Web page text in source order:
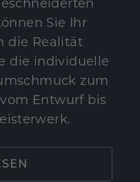
Sie Ihr
die Realität
die individuelle
zum
Entwurf bis